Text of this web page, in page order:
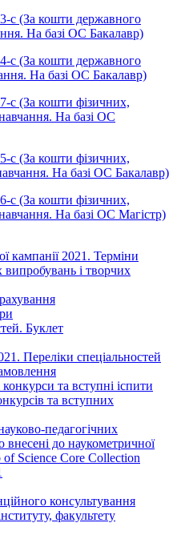
с (За кошти державного
На базі ОС Бакалавр)
с (За кошти державного
На базі ОС Бакалавр)
с (За кошти фізичних,
На базі ОС
с (За кошти фізичних,
На базі ОС Бакалавр)
с (За кошти фізичних,
На базі ОС Магістр)
кампанії 2021. Терміни
випробувань і творчих
Буклет
Переліки спеціальностей
конкурси та вступні іспити
та вступних
педагогічних
до наукометричної
of Science Core Collection
консультування
факультету